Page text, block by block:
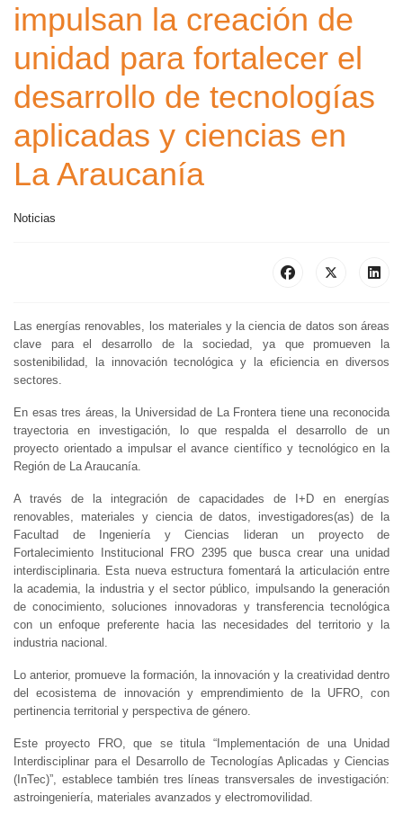
impulsan la creación de
unidad para fortalecer el
desarrollo de tecnologías
aplicadas y ciencias en
La Araucanía
Noticias
Las energías renovables, los materiales y la ciencia de datos son áreas
clave para el desarrollo de la sociedad, ya que promueven la
sostenibilidad, la innovación tecnológica y la eficiencia en diversos
sectores.
En esas tres áreas, la Universidad de La Frontera tiene una reconocida
trayectoria en investigación, lo que respalda el desarrollo de un
proyecto orientado a impulsar el avance científico y tecnológico en la
Región de La Araucanía.
A través de la integración de capacidades de I+D en energías
renovables, materiales y ciencia de datos, investigadores(as) de la
Facultad de Ingeniería y Ciencias lideran un proyecto de
Fortalecimiento Institucional FRO 2395 que busca crear una unidad
interdisciplinaria. Esta nueva estructura fomentará la articulación entre
la academia, la industria y el sector público, impulsando la generación
de conocimiento, soluciones innovadoras y transferencia tecnológica
con un enfoque preferente hacia las necesidades del territorio y la
industria nacional.
Lo anterior, promueve la formación, la innovación y la creatividad dentro
del ecosistema de innovación y emprendimiento de la UFRO, con
pertinencia territorial y perspectiva de género.
Este proyecto FRO, que se titula “Implementación de una Unidad
Interdisciplinar para el Desarrollo de Tecnologías Aplicadas y Ciencias
(InTec)”, establece también tres líneas transversales de investigación:
astroingeniería, materiales avanzados y electromovilidad.